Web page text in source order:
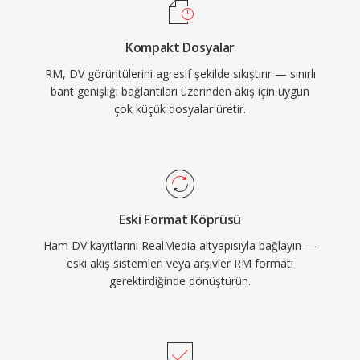
meta veri destekler ve RealNetworks, verimli ağ
akış protokollerini geliştirmiştir. RM&#039;deki
sıkıştırma dönemine göre etkileyici kabul
edilmiş olup rakip yaklaşımların zorlandığı 20-30
kbps gibi düşük bit hızlarında izlenebilir video
olsa da, RM dosyaları erken i̇nternet
olduğu dönemde benimsemiş haber kuruluşları,
eğitim kurumları ve medya kütüphaneleri dahil
— arşivlerde varlığını sürdürmektedir.
Kompakt Dosyalar
RM, DV görüntülerini agresif şekilde sıkıştırır — sınırlı
bant genişliği bağlantıları üzerinden akış için uygun
çok küçük dosyalar üretir.
Eski Format Köprüsü
Ham DV kayıtlarını RealMedia altyapısıyla bağlayın —
eski akış sistemleri veya arşivler RM formatı
gerektirdiğinde dönüştürün.